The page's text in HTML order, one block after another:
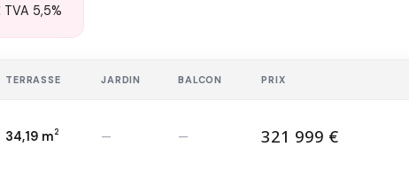
TVA 5,5%
TERRASSE JARDIN BALCON PRIX
34,19 m2 — — 321 999 €